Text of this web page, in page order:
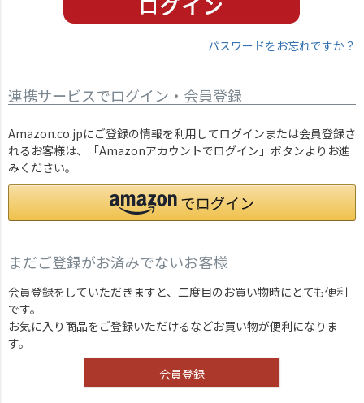
パスワードをお忘れですか？
連携サービスでログイン・会員登録
Amazon.co.jpにご登録の情報を利用してログインまたは会員登録さ
れるお客様は、「Amazonアカウントでログイン」ボタンよりお進
みください。
まだご登録がお済みでないお客様
会員登録をしていただきますと、二度目のお買い物時にとても便利
です。
お気に入り商品をご登録いただけるなどお買い物が便利になりま
す。
会員登録